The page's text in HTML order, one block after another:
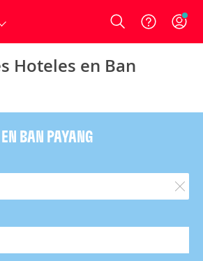
Login
Hoteles en Ban
BAN PAYANG